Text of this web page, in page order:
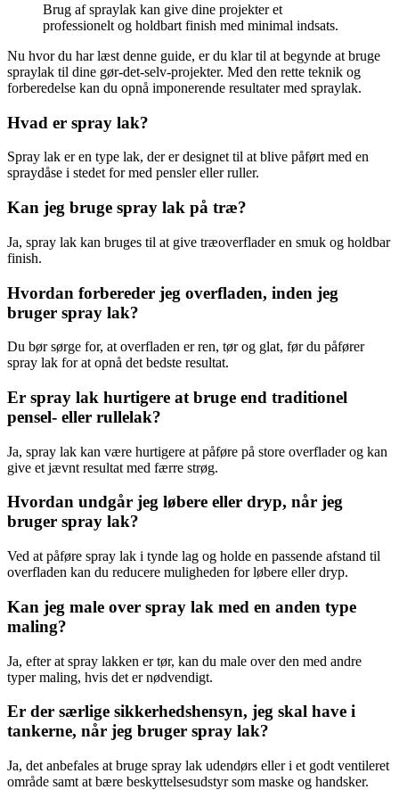
Brug af spraylak kan give dine projekter et
professionelt og holdbart finish med minimal indsats.
Nu hvor du har læst denne guide, er du klar til at begynde at bruge
spraylak til dine gør-det-selv-projekter. Med den rette teknik og
forberedelse kan du opnå imponerende resultater med spraylak.
Hvad er spray lak?
Spray lak er en type lak, der er designet til at blive påført med en
spraydåse i stedet for med pensler eller ruller.
Kan jeg bruge spray lak på træ?
Ja, spray lak kan bruges til at give træoverflader en smuk og holdbar
finish.
Hvordan forbereder jeg overfladen, inden jeg
bruger spray lak?
Du bør sørge for, at overfladen er ren, tør og glat, før du påfører
spray lak for at opnå det bedste resultat.
Er spray lak hurtigere at bruge end traditionel
pensel- eller rullelak?
Ja, spray lak kan være hurtigere at påføre på store overflader og kan
give et jævnt resultat med færre strøg.
Hvordan undgår jeg løbere eller dryp, når jeg
bruger spray lak?
Ved at påføre spray lak i tynde lag og holde en passende afstand til
overfladen kan du reducere muligheden for løbere eller dryp.
Kan jeg male over spray lak med en anden type
maling?
Ja, efter at spray lakken er tør, kan du male over den med andre
typer maling, hvis det er nødvendigt.
Er der særlige sikkerhedshensyn, jeg skal have i
tankerne, når jeg bruger spray lak?
Ja, det anbefales at bruge spray lak udendørs eller i et godt ventileret
område samt at bære beskyttelsesudstyr som maske og handsker.